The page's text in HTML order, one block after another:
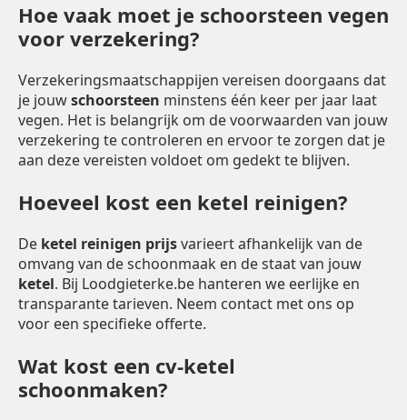
Hoe vaak moet je schoorsteen vegen
voor verzekering?
Verzekeringsmaatschappijen vereisen doorgaans dat
je jouwschoorsteen minstens één keer per jaar laat
vegen. Het is belangrijk om de voorwaarden van jouw
verzekering te controleren en ervoor te zorgen dat je
aan deze vereisten voldoet om gedekt te blijven.
Hoeveel kost een ketel reinigen?
De ketel reinigen prijsvarieert afhankelijk van de
omvang van de schoonmaak en de staat van jouw
ketel. Bij Loodgieterke.be hanteren we eerlijke en
transparante tarieven. Neem contact met ons op
voor een specifieke offerte.
Wat kost een cv-ketel
schoonmaken?